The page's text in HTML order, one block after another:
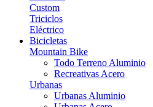
Custom
Triciclos
Eléctrico
Bicicletas
Mountain Bike
Todo Terreno Aluminio
Recreativas Acero
Urbanas
Urbanas Aluminio